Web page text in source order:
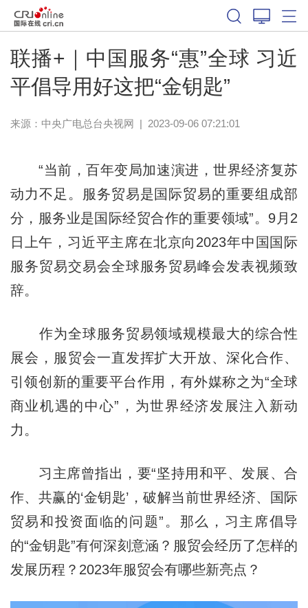
联播+｜中国服务“惠”全球 习近
平倡导用好这把“金钥匙”
来源： 中央广电总台央视网 | 2023-09-06 07:21:01
“当前，百年变局加速演进，世界经济复苏
动力不足。服务贸易是国际贸易的重要组成部
分，服务业是国际经贸合作的重要领域”。9月2
日上午，习近平主席在北京向2023年中国国际
服务贸易交易会全球服务贸易峰会发表视频致
辞。
作为全球服务贸易领域规模最大的综合性
展会，服贸会一直发挥扩大开放、深化合作、
引领创新的重要平台作用，有外媒称之为“全球
商业机遇的中心”，为世界经济发展注入新动
力。
习主席曾指出，要“坚持用和平、发展、合
作、共赢的‘金钥匙’，破解当前世界经济、国际
贸易和投资面临的问题”。那么，习主席倡导
的“金钥匙”有何深刻意涵？服贸会经历了怎样的
发展历程？2023年服贸会有哪些新亮点？